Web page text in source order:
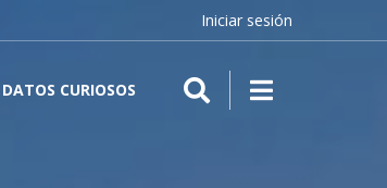
Iniciar sesión
DATOS CURIOSOS